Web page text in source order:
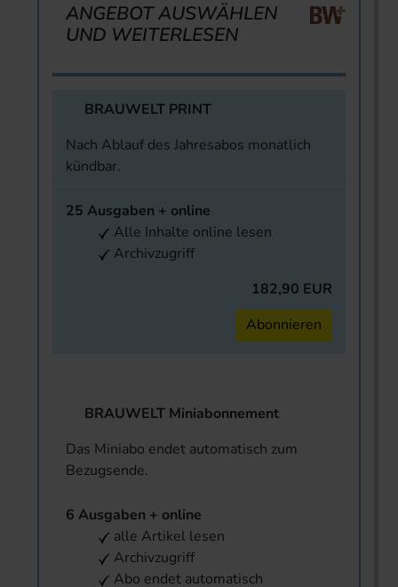
ANGEBOT AUSWÄHLEN
UND WEITERLESEN
BRAUWELT PRINT
Nach Ablauf des Jahresabos monatlich
kündbar.
25 Ausgaben + online
Alle Inhalte online lesen
Archivzugriff
182,90 EUR
Abonnieren
BRAUWELT Miniabonnement
Das Miniabo endet automatisch zum
Bezugsende.
6 Ausgaben + online
alle Artikel lesen
Archivzugriff
Abo endet automatisch